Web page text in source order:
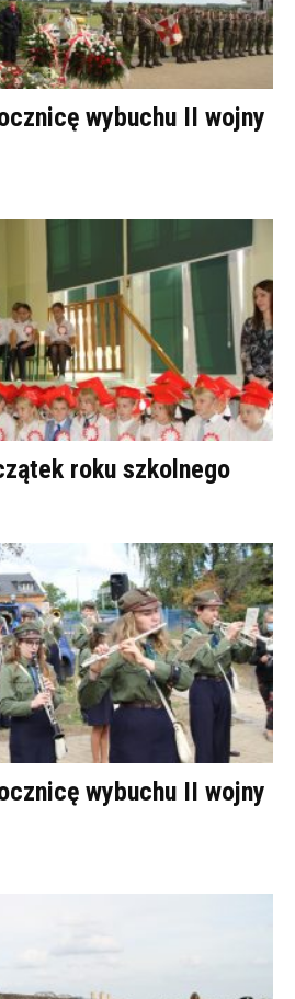
wybuchu II wojny
roku szkolnego
wybuchu II wojny